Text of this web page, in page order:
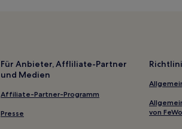
Pozzomaggiore Hotels
Sassari: Hotels
Für Anbieter, Affliliate-Partner
und Medien
Affiliate-Partner-Programm
Presse
von